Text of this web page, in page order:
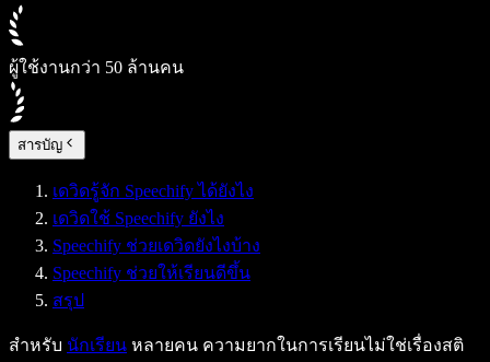
ผู้ใช้งานกว่า 50 ล้านคน
สารบัญ
เดวิดรู้จัก Speechify ได้ยังไง
เดวิดใช้ Speechify ยังไง
Speechify ช่วยเดวิดยังไงบ้าง
Speechify ช่วยให้เรียนดีขึ้น
สรุป
สำหรับ นักเรียน หลายคน ความยากในการเรียนไม่ใช่เรื่องสติ